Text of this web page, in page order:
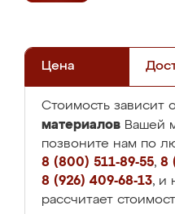
Цена
Стоимость зависит
материалов Вашей
позвоните нам по
8 (800) 511-89-55, 8
8 (926) 409-68-13, и
рассчитает